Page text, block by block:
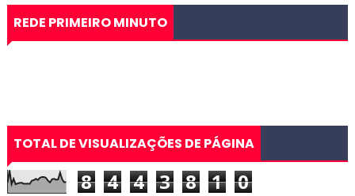
REDE PRIMEIRO MINUTO
TOTAL DE VISUALIZAÇÕES DE PÁGINA
8 4 4 3 8 1 0